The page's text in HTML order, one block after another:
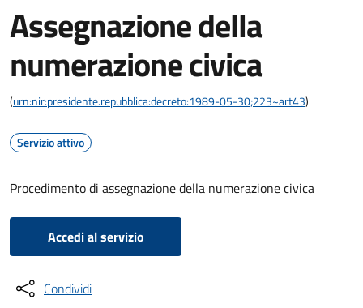
Assegnazione della
numerazione civica
(urn:nir:presidente.repubblica:decreto:1989-05-30;223~art43)
Servizio attivo
Procedimento di assegnazione della numerazione civica
Accedi al servizio
Condividi